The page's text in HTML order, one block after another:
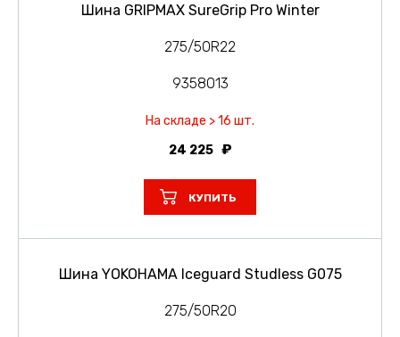
Шина GRIPMAX SureGrip Pro Winter
275/50R22
9358013
На складе > 16 шт.
24 225
КУПИТЬ
Шина YOKOHAMA Iceguard Studless G075
275/50R20